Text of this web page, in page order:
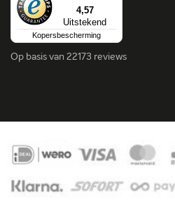
4,57
Uitstekend
Kopersbescherming
Op basis van 22173 reviews